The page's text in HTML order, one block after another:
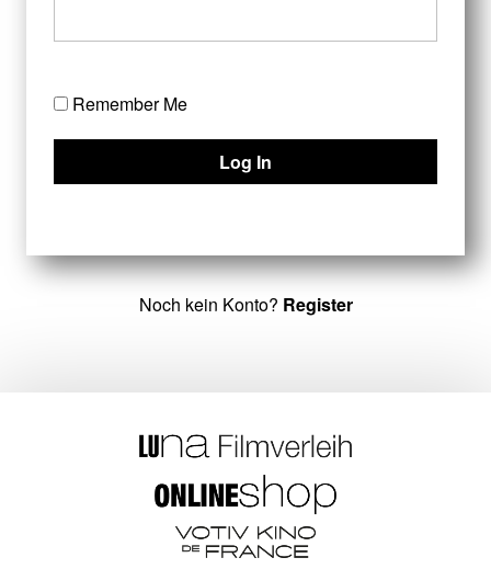
Remember Me
Noch kein Konto? Register